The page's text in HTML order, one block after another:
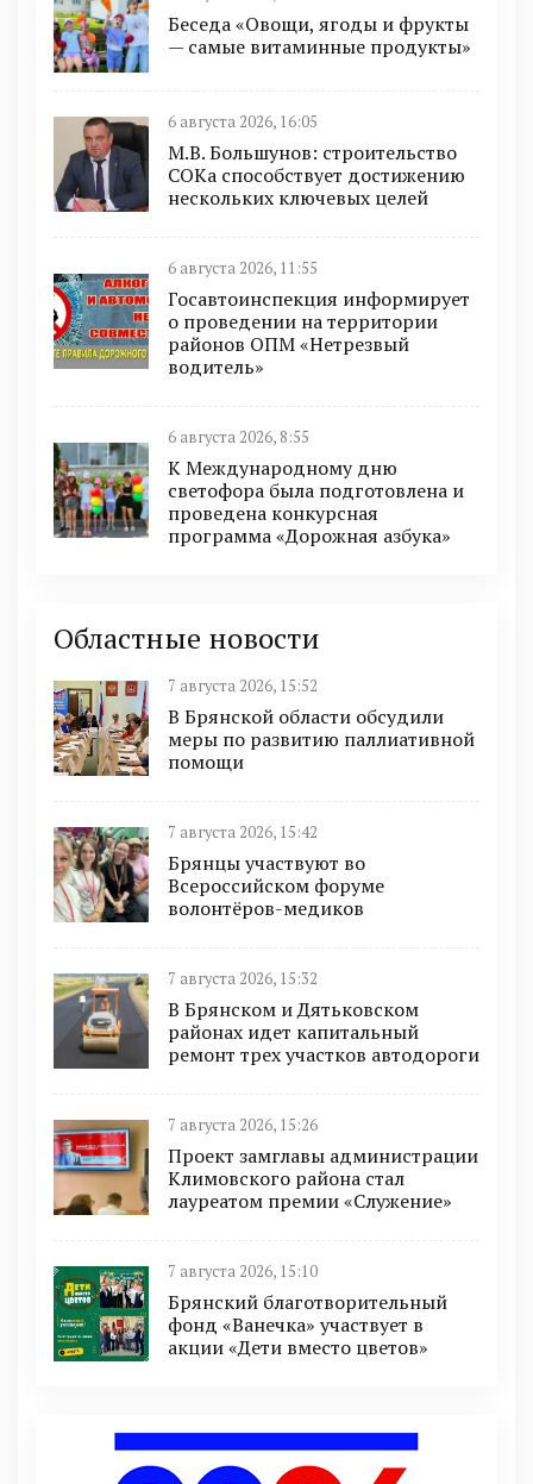
Беседа «Овощи, ягоды и фрукты
— самые витаминные продукты»
6 августа 2026, 16:05
М.В. Большунов: строительство
СОКа способствует достижению
нескольких ключевых целей
6 августа 2026, 11:55
Госавтоинспекция информирует
о проведении на территории
районов ОПМ «Нетрезвый
водитель»
6 августа 2026, 8:55
К Международному дню
светофора была подготовлена и
проведена конкурсная
программа «Дорожная азбука»
Областные новости
7 августа 2026, 15:52
В Брянской области обсудили
меры по развитию паллиативной
помощи
7 августа 2026, 15:42
Брянцы участвуют во
Всероссийском форуме
волонтёров-медиков
7 августа 2026, 15:32
В Брянском и Дятьковском
районах идет капитальный
ремонт трех участков автодороги
7 августа 2026, 15:26
Проект замглавы администрации
Климовского района стал
лауреатом премии «Служение»
7 августа 2026, 15:10
Брянский благотворительный
фонд «Ванечка» участвует в
акции «Дети вместо цветов»